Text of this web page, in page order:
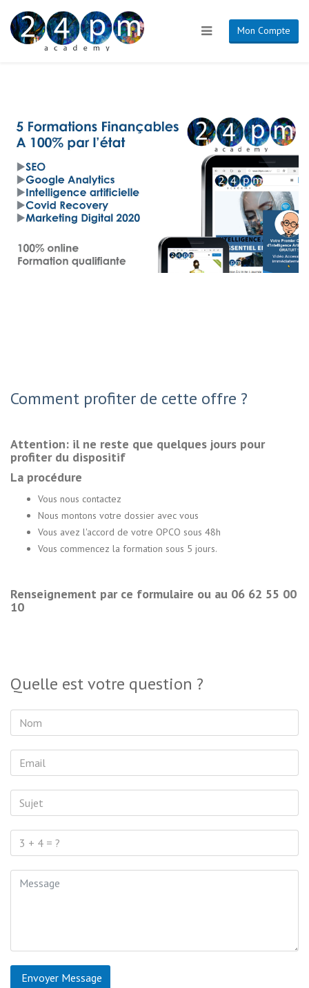
Mon Compte
Comment profiter de cette offre ?
Attention: il ne reste que quelques jours pour
profiter du dispositif
La procédure
Vous nous contactez
Nous montons votre dossier avec vous
Vous avez l'accord de votre OPCO sous 48h
Vous commencez la formation sous 5 jours.
Renseignement par ce formulaire ou au 06 62 55 00
10
Quelle est votre question ?
Envoyer Message